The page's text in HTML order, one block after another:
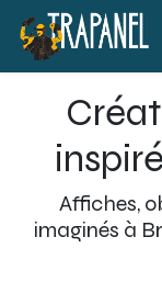
Se rendre au
Affiches,
imaginés à